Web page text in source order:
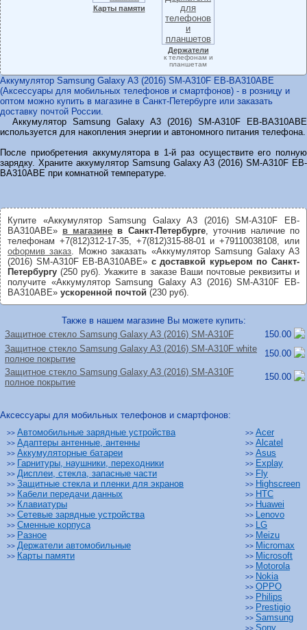
Карты памяти
Держатели
к телефонам и
планшетам
Аккумулятор Samsung Galaxy A3 (2016) SM-A310F EB-BA310ABE
(Аксессуары для мобильных телефонов и смартфонов) - в розницу и
оптом можно купить в магазине в Санкт-Петербурге или заказать
доставку почтой России.
Аккумулятор Samsung Galaxy A3 (2016) SM-A310F EB-BA310ABE
используется для накопления энергии и автономного питания телефона.
После приобретения аккумулятора в 1-й раз осуществите его полную
зарядку. Храните аккумулятор Samsung Galaxy A3 (2016) SM-A310F EB-
BA310ABE при комнатной температуре.
Купите «Аккумулятор Samsung Galaxy A3 (2016) SM-A310F EB-
BA310ABE» в магазине в Санкт-Петербурге, уточнив наличие по
телефонам +7(812)312-17-35, +7(812)315-88-01 и +79110038108, или
оформив заказ . Можно заказать «Аккумулятор Samsung Galaxy A3
(2016) SM-A310F EB-BA310ABE» с доставкой курьером по Санкт-
Петербургу (250 руб). Укажите в заказе Ваши почтовые реквизиты и
получите «Аккумулятор Samsung Galaxy A3 (2016) SM-A310F EB-
BA310ABE» ускоренной почтой (230 руб).
Также в нашем магазине Вы можете купить:
Защитное стекло Samsung Galaxy A3 (2016) SM-A310F
150.00
Защитное стекло Samsung Galaxy A3 (2016) SM-A310F white
полное покрытие
150.00
Защитное стекло Samsung Galaxy A3 (2016) SM-A310F
полное покрытие
150.00
Аксессуары для мобильных телефонов и смартфонов:
>> Автомобильные зарядные устройства
>> Адаптеры антенные, антенны
>> Аккумуляторные батареи
>> Гарнитуры, наушники, переходники
>> Дисплеи, стекла, запасные части
>> Защитные стекла и пленки для экранов
>> Кабели передачи данных
>> Клавиатуры
>> Сетевые зарядные устройства
>> Сменные корпуса
>> Разное
>> Держатели автомобильные
>> Карты памяти
>> Acer
>> Alcatel
>> Asus
>> Explay
>> Fly
>> Highscreen
>> HTC
>> Huawei
>> Lenovo
>> LG
>> Meizu
>> Micromax
>> Microsoft
>> Motorola
>> Nokia
>> OPPO
>> Philips
>> Prestigio
>> Samsung
>> Sony